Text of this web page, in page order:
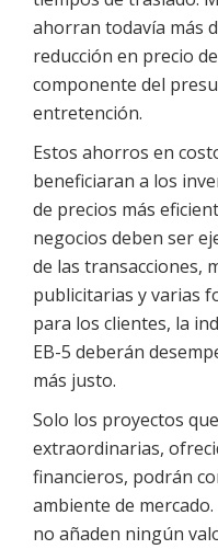
ahorran todavía más
reducción en precio
componente del
entretención.
Estos ahorros en
beneficiaran a los
de precios más
negocios deben ser
de las transacciones,
publicitarias y varias
para los clientes, la
EB-5 deberán
más justo.
Solo los proyectos
extraordinarias,
financieros, podrán
ambiente de
no añaden ningún